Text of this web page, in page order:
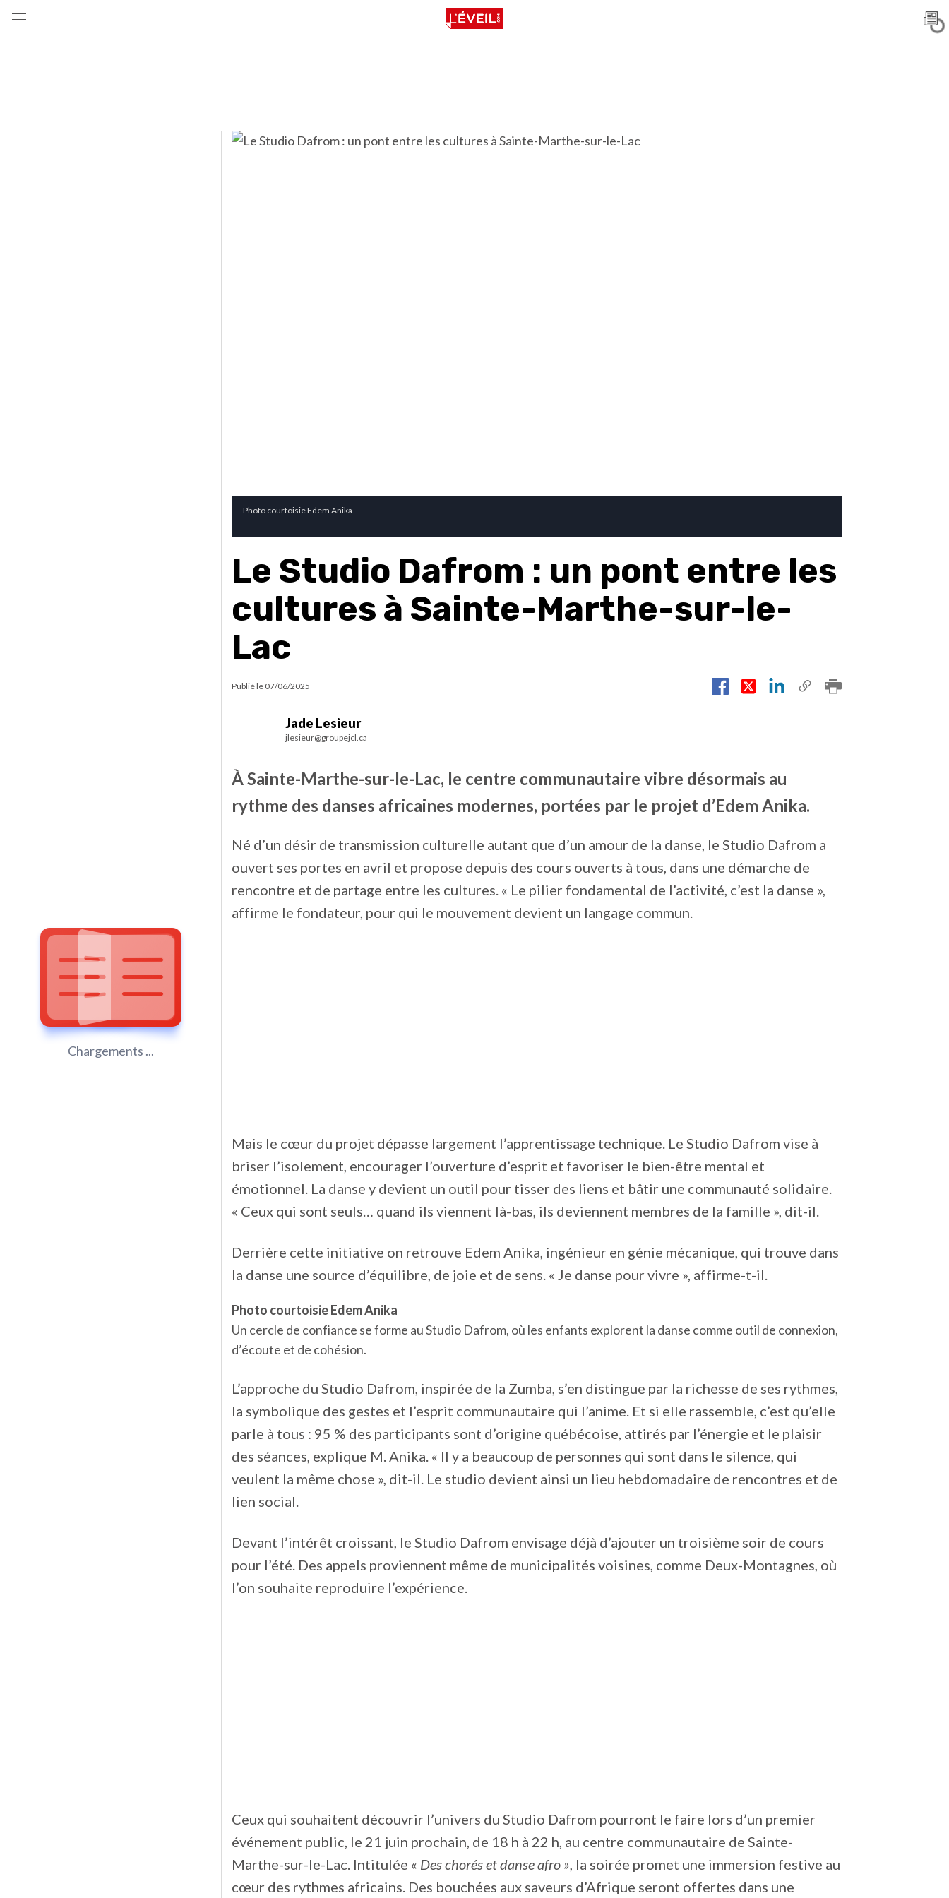
Chargements ...
Photo courtoisie Edem Anika –
Le Studio Dafrom : un pont entre les
cultures à Sainte-Marthe-sur-le-
Lac
Publié le 07/06/2025
Jade Lesieur
jlesieur@groupejcl.ca
À Sainte-Marthe-sur-le-Lac, le centre communautaire vibre désormais au
rythme des danses africaines modernes, portées par le projet d’Edem Anika.
Né d’un désir de transmission culturelle autant que d’un amour de la danse, le Studio Dafrom a
ouvert ses portes en avril et propose depuis des cours ouverts à tous, dans une démarche de
rencontre et de partage entre les cultures. « Le pilier fondamental de l’activité, c’est la danse »,
affirme le fondateur, pour qui le mouvement devient un langage commun.
Mais le cœur du projet dépasse largement l’apprentissage technique. Le Studio Dafrom vise à
briser l’isolement, encourager l’ouverture d’esprit et favoriser le bien-être mental et
émotionnel. La danse y devient un outil pour tisser des liens et bâtir une communauté solidaire.
« Ceux qui sont seuls… quand ils viennent là-bas, ils deviennent membres de la famille », dit-il.
Derrière cette initiative on retrouve Edem Anika, ingénieur en génie mécanique, qui trouve dans
la danse une source d’équilibre, de joie et de sens. « Je danse pour vivre », affirme-t-il.
Photo courtoisie Edem Anika
Un cercle de confiance se forme au Studio Dafrom, où les enfants explorent la danse comme outil de connexion,
d’écoute et de cohésion.
L’approche du Studio Dafrom, inspirée de la Zumba, s’en distingue par la richesse de ses rythmes,
la symbolique des gestes et l’esprit communautaire qui l’anime. Et si elle rassemble, c’est qu’elle
parle à tous : 95 % des participants sont d’origine québécoise, attirés par l’énergie et le plaisir
des séances, explique M. Anika. « Il y a beaucoup de personnes qui sont dans le silence, qui
veulent la même chose », dit-il. Le studio devient ainsi un lieu hebdomadaire de rencontres et de
lien social.
Devant l’intérêt croissant, le Studio Dafrom envisage déjà d’ajouter un troisième soir de cours
pour l’été. Des appels proviennent même de municipalités voisines, comme Deux-Montagnes, où
l’on souhaite reproduire l’expérience.
Ceux qui souhaitent découvrir l’univers du Studio Dafrom pourront le faire lors d’un premier
événement public, le 21 juin prochain, de 18 h à 22 h, au centre communautaire de Sainte-
Marthe-sur-le-Lac. Intitulée « Des chorés et danse afro » , la soirée promet une immersion festive au
cœur des rythmes africains. Des bouchées aux saveurs d’Afrique seront offertes dans une